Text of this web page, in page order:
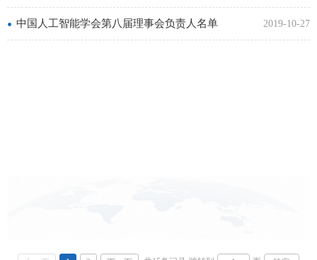
• 中国人工智能学会第八届理事会负责人名单 2019-10-27